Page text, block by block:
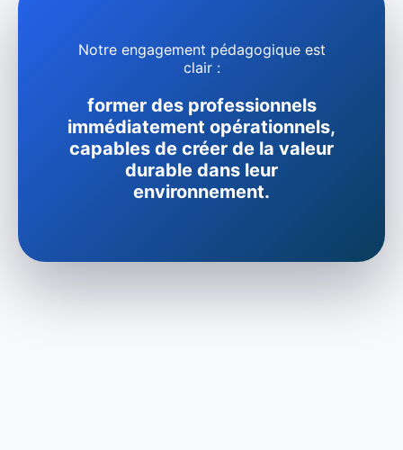
Notre engagement pédagogique est
clair :
former des professionnels
immédiatement opérationnels,
capables de créer de la valeur
durable dans leur
environnement.